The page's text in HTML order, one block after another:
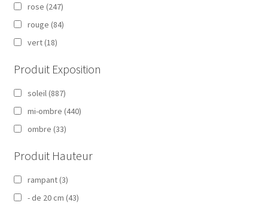
rose (247)
rouge (84)
vert (18)
Produit Exposition
soleil (887)
mi-ombre (440)
ombre (33)
Produit Hauteur
rampant (3)
- de 20 cm (43)